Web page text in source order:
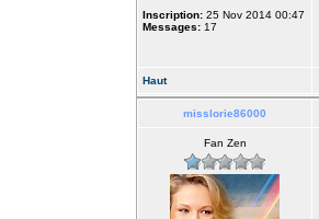
Inscription: 25 Nov 2014 00:47
Messages: 17
Haut
misslorie86000
Fan Zen